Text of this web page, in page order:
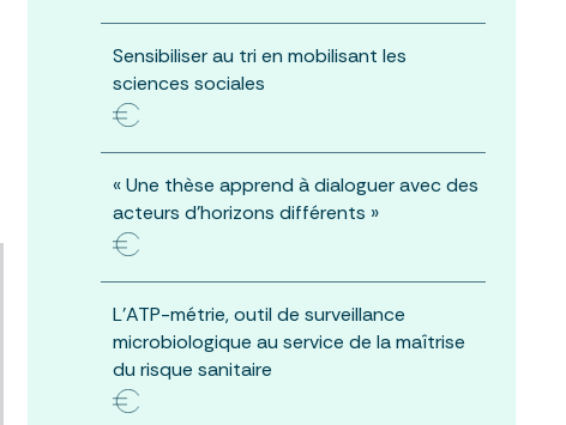
Sensibiliser au tri en mobilisant les
sciences sociales
« Une thèse apprend à dialoguer avec des
acteurs d’horizons différents »
L’ATP-métrie, outil de surveillance
microbiologique au service de la maîtrise
du risque sanitaire